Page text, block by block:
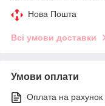
Нова Пошта
Всі умови доставки
Умови оплати
Оплата на рахунок